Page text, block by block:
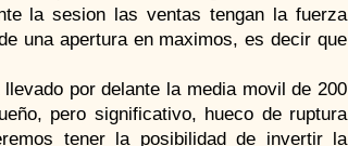
la sesion las ventas tengan la fuerza
una apertura en maximos, es decir que
por delante la media movil de 200
pero significativo, hueco de ruptura
tener la posibilidad de invertir la